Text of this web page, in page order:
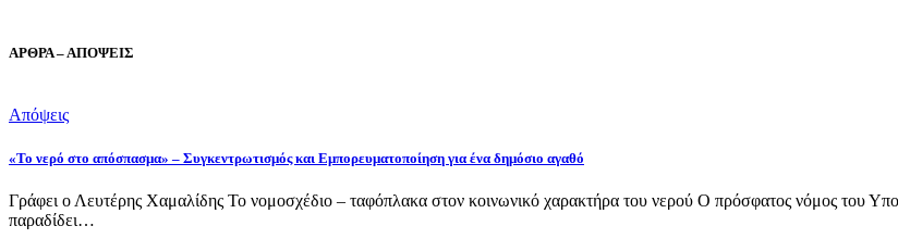
ΑΡΘΡΑ – ΑΠΟΨΕΙΣ
Απόψεις
«Το νερό στο απόσπασμα» – Συγκεντρωτισμός και Εμπορευματοποίηση για ένα δημόσιο αγαθό
Γράφει ο Λευτέρης Χαμαλίδης Το νομοσχέδιο – ταφόπλακα στον κοινωνικό χαρακτήρα του νερού Ο πρόσφατος νόμος του
παραδίδει…